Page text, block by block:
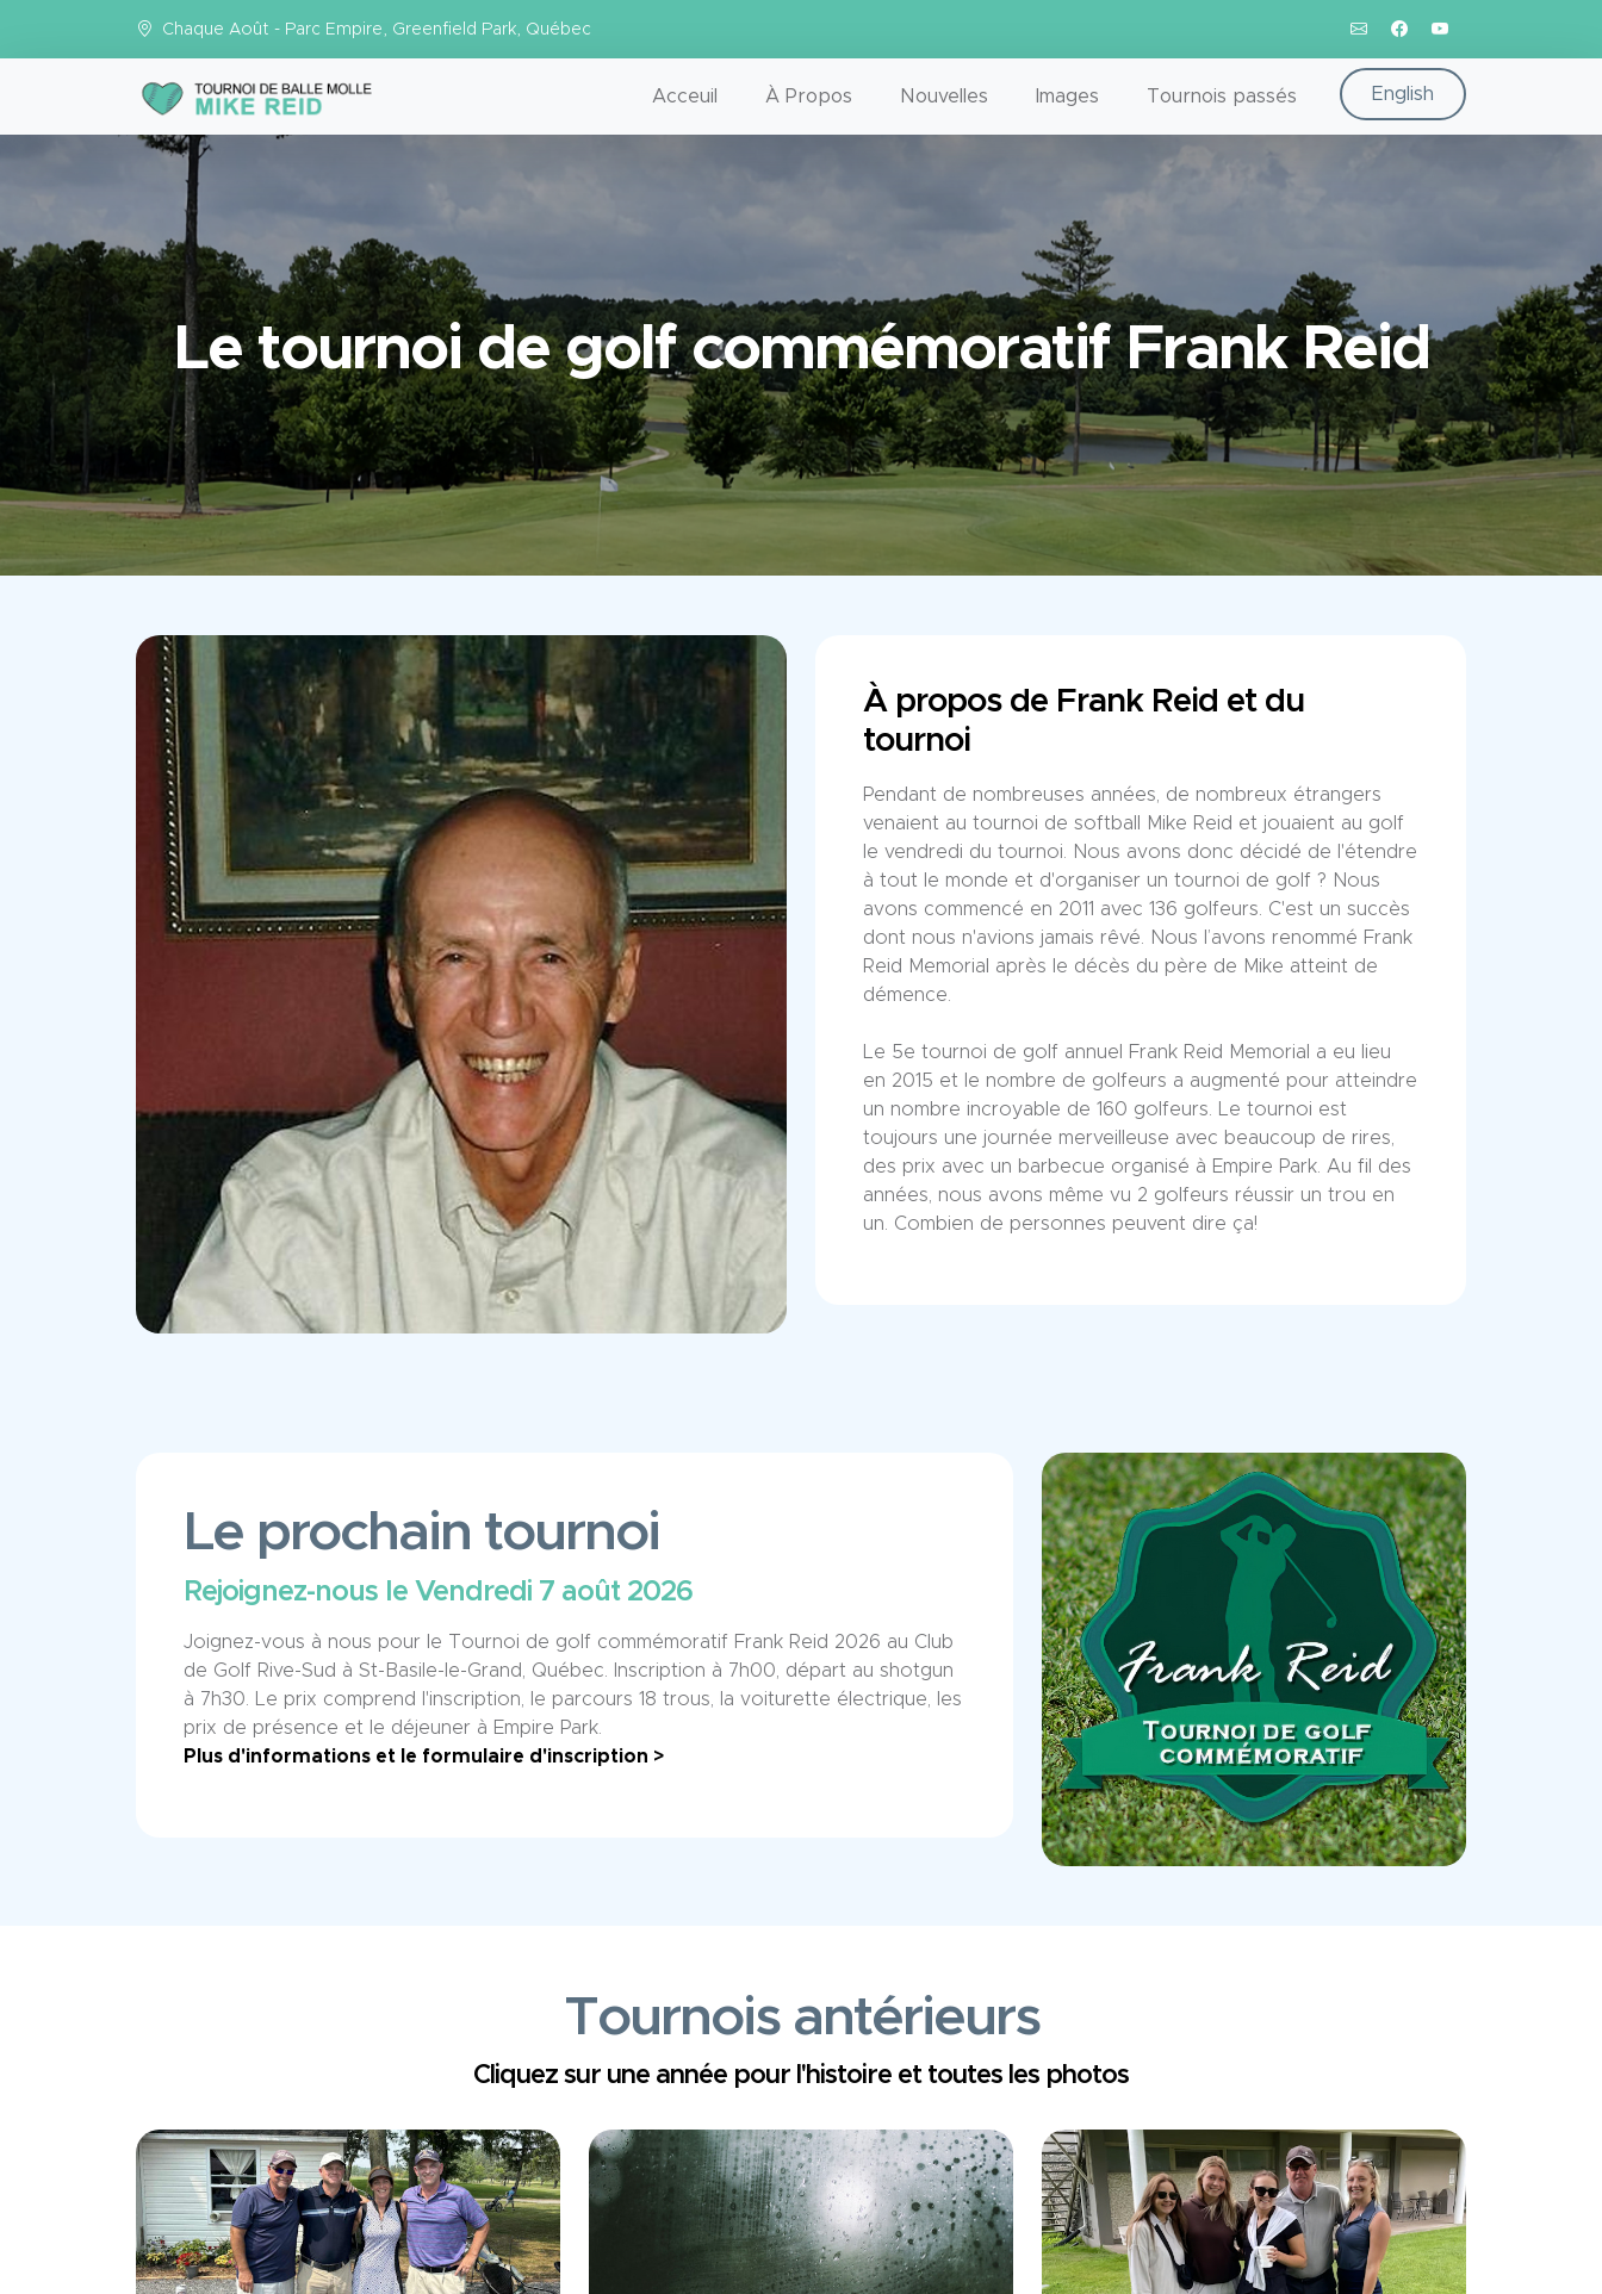
Chaque Août - Parc Empire, Greenfield Park, Québec
Acceuil À Propos Nouvelles Images Tournois passés English
Le tournoi de golf commémoratif Frank Reid
À propos de Frank Reid et du
tournoi
Pendant de nombreuses années, de nombreux étrangers
venaient au tournoi de softball Mike Reid et jouaient au golf
le vendredi du tournoi. Nous avons donc décidé de l'étendre
à tout le monde et d'organiser un tournoi de golf ? Nous
avons commencé en 2011 avec 136 golfeurs. C'est un succès
dont nous n'avions jamais rêvé. Nous l’avons renommé Frank
Reid Memorial après le décès du père de Mike atteint de
démence.
Le 5e tournoi de golf annuel Frank Reid Memorial a eu lieu
en 2015 et le nombre de golfeurs a augmenté pour atteindre
un nombre incroyable de 160 golfeurs. Le tournoi est
toujours une journée merveilleuse avec beaucoup de rires,
des prix avec un barbecue organisé à Empire Park. Au fil des
années, nous avons même vu 2 golfeurs réussir un trou en
un. Combien de personnes peuvent dire ça!
Le prochain tournoi
Rejoignez-nous le Vendredi 7 août 2026
Joignez-vous à nous pour le Tournoi de golf commémoratif Frank Reid 2026 au Club
de Golf Rive-Sud à St-Basile-le-Grand, Québec. Inscription à 7h00, départ au shotgun
à 7h30. Le prix comprend l'inscription, le parcours 18 trous, la voiturette électrique, les
prix de présence et le déjeuner à Empire Park.
Plus d'informations et le formulaire d'inscription >
Tournois antérieurs
Cliquez sur une année pour l'histoire et toutes les photos